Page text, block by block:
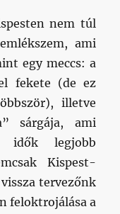
nem túl
ami
egy meccs: a
fekete (de ez
illetve
sárgája, ami
legjobb
Kispest-
tervezőnk
feloktrojálása a